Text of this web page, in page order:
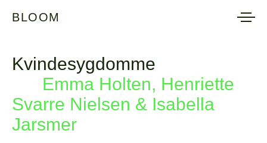
BLOOM
Kvindesygdomme
Emma Holten, Henriette
Svarre Nielsen & Isabella
Jarsmer